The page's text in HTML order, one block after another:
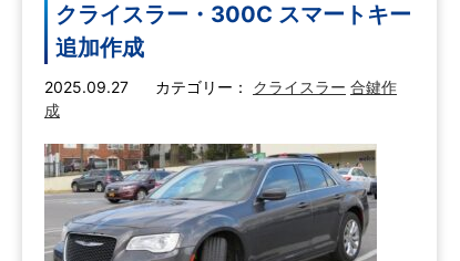
クライスラー・300C スマートキー
追加作成
2025.09.27 カテゴリー： クライスラー 合鍵作
成